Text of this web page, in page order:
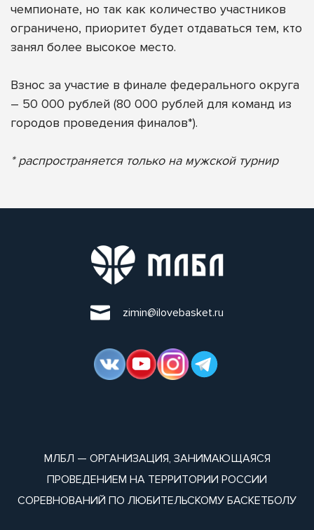
чемпионате, но так как количество участников
ограничено, приоритет будет отдаваться тем, кто
занял более высокое место.
Взнос за участие в финале федерального округа
– 50 000 рублей (80 000 рублей для команд из
городов проведения финалов*).
* распространяется только на мужской турнир
zimin@ilovebasket.ru
МЛБЛ — ОРГАНИЗАЦИЯ, ЗАНИМАЮЩАЯСЯ
ПРОВЕДЕНИЕМ НА ТЕРРИТОРИИ РОССИИ
СОРЕВНОВАНИЙ ПО ЛЮБИТЕЛЬСКОМУ БАСКЕТБОЛУ